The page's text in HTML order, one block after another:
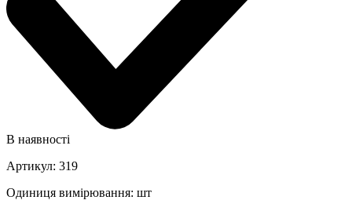
В наявності
Артикул: 319
Одиниця вимірювання: шт